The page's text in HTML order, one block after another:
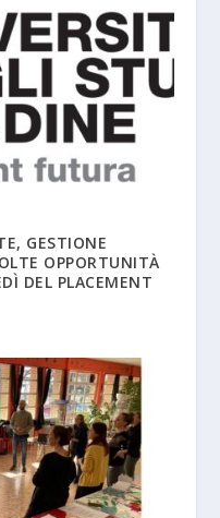
GESTIONE
OPPORTUNITÀ
DEL PLACEMENT